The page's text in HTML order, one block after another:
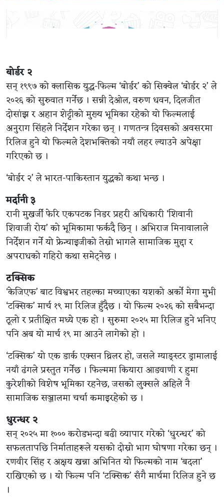
बोर्डर २
सन् १९९७ को क्लासिक युद्ध-फिल्म ‘बोर्डर’ को सिक्वेल ‘बोर्डर २’ले
२०२६ को सुरुवात गर्नेछ । सन्नी देओल, वरुण धवन, दिलजीत
दोसांझ र अहान शेट्टीको मुख्य भूमिका रहेको यो फिल्मलाई
अनुराग सिंहले निर्देशन गरेका छन् । गणतन्त्र दिवसको अवसरमा
रिलिज हुने यो फिल्मले देशभक्तिको नयाँ लहर ल्याउने अपेक्षा
गरिएको छ ।
‘बोर्डर २’ले भारत-पाकिस्तान युद्धको कथा भन्छ ।
मर्दानी ३
रानी मुखर्जी फेरि एकपटक निडर प्रहरी अधिकारी ‘शिवानी
शिवाजी रोय’ को भूमिकामा फर्कदै छिन् । अभिराज मिनावालाले
निर्देशन गर्ने यो फ्रेन्चाइजीको तेस्रो भागले सामाजिक मुद्दा र
अपराधको गहिरो कथा समेट्नेछ ।
टक्सिक
‘केजिएफ’ बाट विश्वभर तहल्का मच्चाएका यशको अर्को मेगा मुभी
‘टक्सिक’ मार्च १९ मा रिलिज हुँदैछ । यो फिल्म २०२६ को सबैभन्दा
ठूलो र प्रतीक्षित मध्ये एक हो । सुरुमा २०२५ मा रिलिज हुने भनिए
पनि अब यो मार्च १९ मा आउने लागेको हो ।
‘टक्सिक’ यो एक डार्क एक्सन थ्रिलर हो, जसले ग्याङ्स्टर ड्रामालाई
नयाँ ढंगले प्रस्तुत गर्नेछ । फिल्ममा कियारा आडवाणी र हुमा
कुरेशीको विशेष भूमिका रहनेछ, जसको लुक्सले अहिले नै
सामाजिक सञ्जालमा चर्चा कमाइरहेको छ ।
धुरन्धर २
सन् २०२५ मा १००० करोडभन्दा बढी व्यापार गरेको ‘धुरन्धर’ को
सफलतापछि निर्माताहरूले यसको दोस्रो भाग घोषणा गरेका छन् ।
रणवीर सिंह र अक्षय खन्ना अभिनित यो फिल्मको नाम ‘बदला’
राखिएको छ । यो फिल्म पनि ‘टक्सिक’ सँगै मार्चमा रिलिज हुने छ
।